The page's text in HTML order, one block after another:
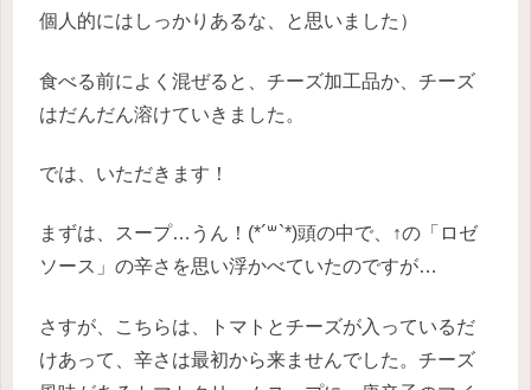
個人的にはしっかりあるな、と思いました）
食べる前によく混ぜると、チーズ加工品か、チーズ
はだんだん溶けていきました。
では、いただきます！
まずは、スープ…うん！(*´꒳`*)頭の中で、↑の「ロゼ
ソース」の辛さを思い浮かべていたのですが…
さすが、こちらは、トマトとチーズが入っているだ
けあって、辛さは最初から来ませんでした。チーズ